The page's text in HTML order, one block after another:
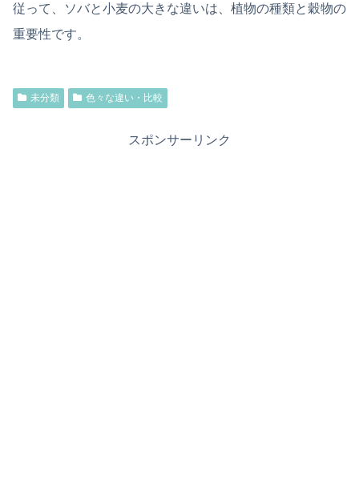
従って、ソバと小麦の大きな違いは、植物の種類と穀物の
重要性です。
未分類 色々な違い・比較
スポンサーリンク